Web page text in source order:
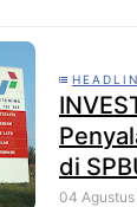
di
APH
04